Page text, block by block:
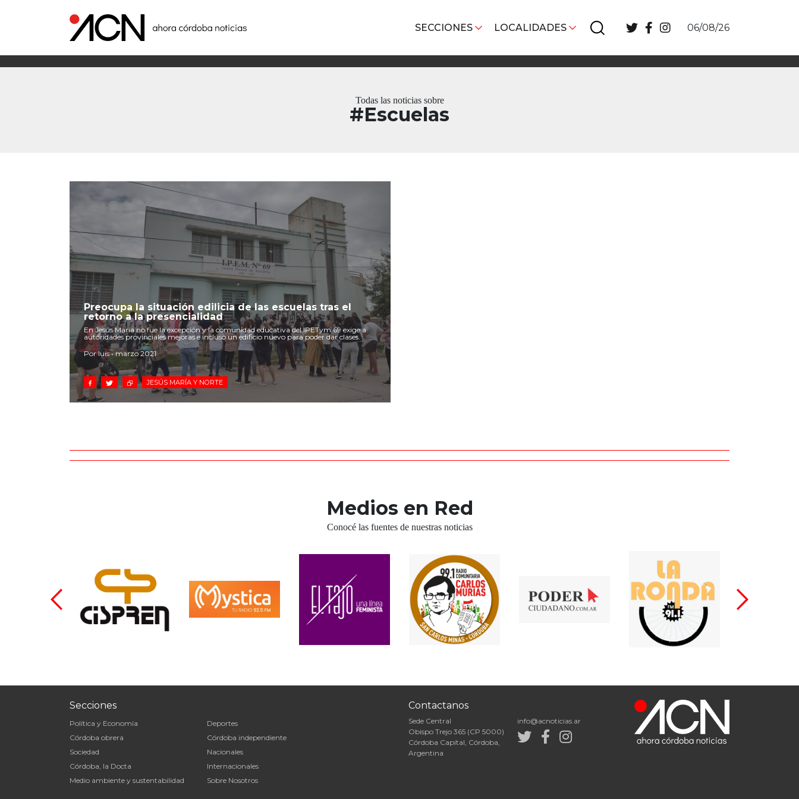
SECCIONES LOCALIDADES 06/08/26
Todas las noticias sobre
#Escuelas
Preocupa la situación edilicia de las escuelas tras el
retorno a la presencialidad
En Jesús María no fue la excepción y la comunidad educativa del IPETym 69 exige a
autoridades provinciales mejoras e incluso un edificio nuevo para poder dar clases.
Por luis • marzo 2021
JESÚS MARÍA Y NORTE
Medios en Red
Conocé las fuentes de nuestras noticias
Secciones
Política y Economía
Córdoba obrera
Sociedad
Córdoba, la Docta
Medio ambiente y sustentabilidad
Deportes
Córdoba independiente
Nacionales
Internacionales
Sobre Nosotros
Contactanos
Sede Central
Obispo Trejo 365 (CP 5000)
Córdoba Capital, Córdoba,
Argentina
info@acnoticias.ar